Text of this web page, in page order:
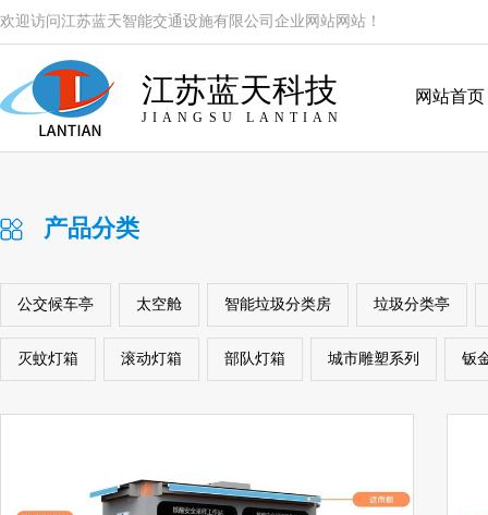
欢迎访问江苏蓝天智能交通设施有限公司企业网站网站！
江苏蓝天科技
JIANGSU LANTIAN
网站首页
产品分类
公交候车亭 太空舱 智能垃圾分类房 垃圾分类亭
灭蚊灯箱 滚动灯箱 部队灯箱 城市雕塑系列 钣